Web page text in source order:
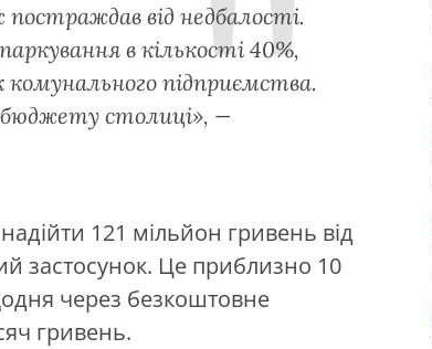
від недбалості.
в кількості 40%,
підприємства.
столиці», —
121 мільйон гривень від
застосунок. Це приблизно 10
через безкоштовне
гривень.